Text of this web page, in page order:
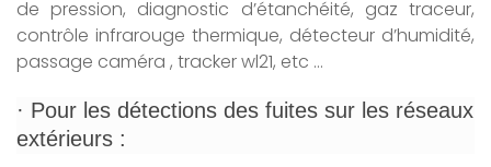
de pression, diagnostic d’étanchéité, gaz traceur,
contrôle infrarouge thermique, détecteur d’humidité,
passage caméra , tracker wl21, etc …
· Pour les détections des fuites sur les réseaux
extérieurs :